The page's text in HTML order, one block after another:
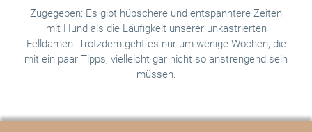
Zugegeben: Es gibt hübschere und entspanntere Zeiten
mit Hund als die Läufigkeit unserer unkastrierten
Felldamen. Trotzdem geht es nur um wenige Wochen, die
mit ein paar Tipps, vielleicht gar nicht so anstrengend sein
müssen.